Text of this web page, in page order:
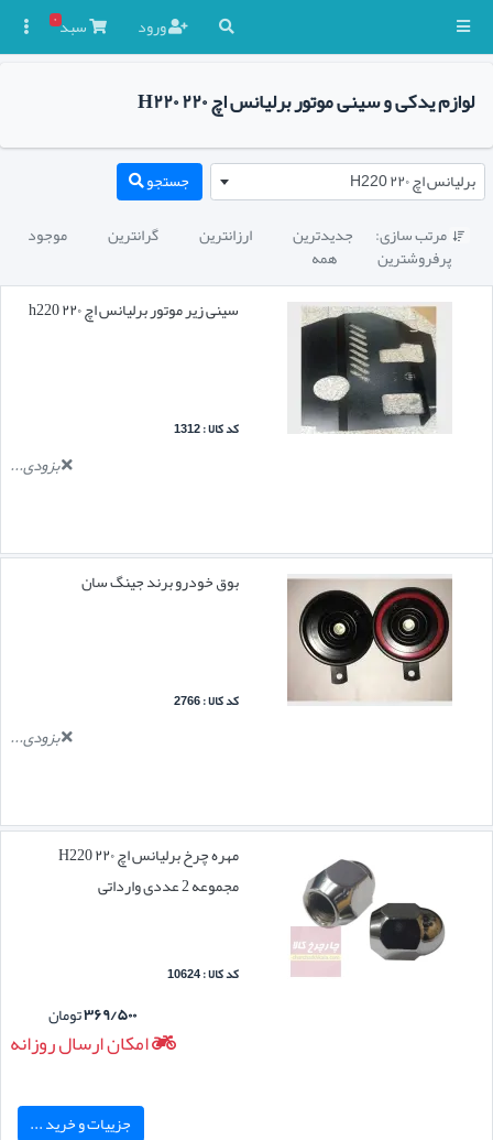
ورود سبد۰
لوازم یدکی و سینی موتور برلیانس اچ ۲۲۰ H۲۲۰
برلیانس اچ ۲۲۰ H220 جستجو
 مرتب سازی: جدیدترین ارزانترین گرانترین موجود
پرفروشترین
همه
سینی زیر موتور برلیانس اچ ۲۲۰ h220
کد کالا : 1312
بزودی...
بوق خودرو برند جینگ سان
کد کالا : 2766
بزودی...
مهره چرخ برلیانس اچ ۲۲۰ H220
مجموعه 2 عددی وارداتی
کد کالا : 10624
۳۶۹/۵۰۰تومان
امکان ارسال روزانه
جزییات و خرید ...